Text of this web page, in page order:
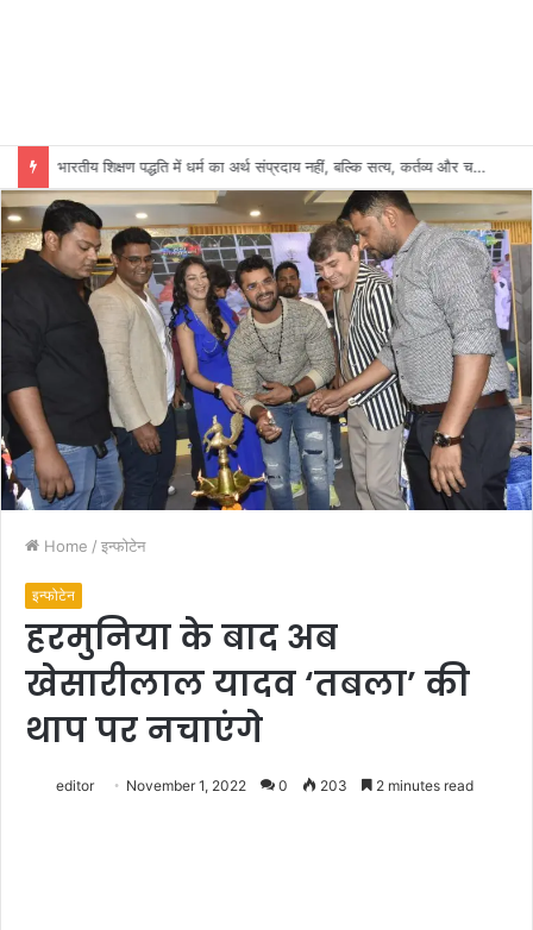
भारतीय शिक्षण पद्धति में धर्म का अर्थ संप्रदाय नहीं, बल्कि सत्य, कर्तव्य और चरित्र निर्माण है: विजय प्रकाश
Home / इन्फोटेन
इन्फोटेन
हरमुनिया के बाद अब
खेसारीलाल यादव ‘तबला’ की
थाप पर नचाएंगे
editor November 1, 2022 0 203 2 minutes read